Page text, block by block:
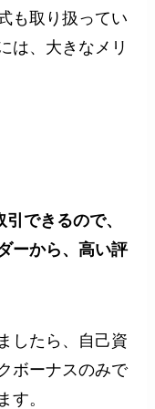
も取り扱ってい
は、大きなメリ
できるので、
ーから、高い評
したら、自己資
ボーナスのみで
す。